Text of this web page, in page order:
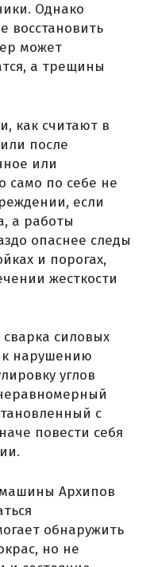
Однако
восстановить
может
а трещины
как считают в
после
или
само по себе не
если
а работы
опаснее следы
и порогах,
жесткости
силовых
к нарушению
углов
с
повести себя
Архипов
обнаружить
но не